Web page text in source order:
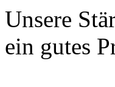
Unsere
ein gutes